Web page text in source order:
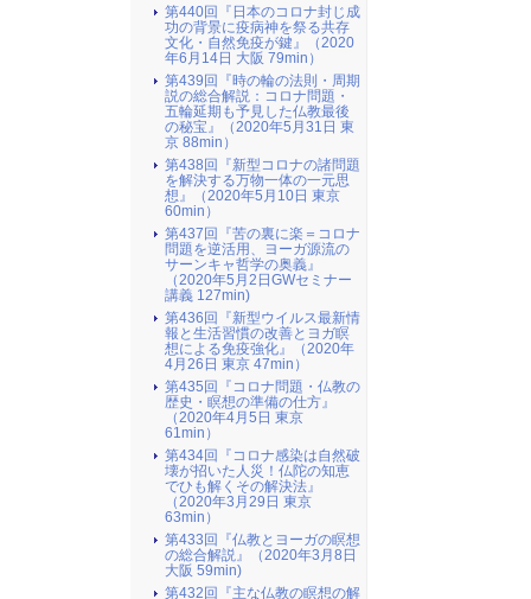
第440回『日本のコロナ封じ成
功の背景に疫病神を祭る共存
文化・自然免疫が鍵』（2020
年6月14日 大阪 79min）
第439回『時の輪の法則・周期
説の総合解説：コロナ問題・
五輪延期も予見した仏教最後
の秘宝』（2020年5月31日 東
京 88min）
第438回『新型コロナの諸問題
を解決する万物一体の一元思
想』（2020年5月10日 東京
60min）
第437回『苦の裏に楽＝コロナ
問題を逆活用、ヨーガ源流の
サーンキャ哲学の奥義』
（2020年5月2日GWセミナー
講義 127min)
第436回『新型ウイルス最新情
報と生活習慣の改善とヨガ瞑
想による免疫強化』（2020年
4月26日 東京 47min）
第435回『コロナ問題・仏教の
歴史・瞑想の準備の仕方』
（2020年4月5日 東京
61min）
第434回『コロナ感染は自然破
壊が招いた人災！仏陀の知恵
でひも解くその解決法』
（2020年3月29日 東京
63min）
第433回『仏教とヨーガの瞑想
の総合解説』（2020年3月8日
大阪 59min)
第432回『主な仏教の瞑想の解